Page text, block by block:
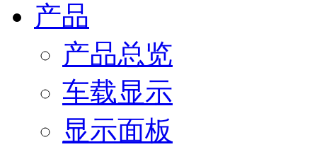
产品
产品总览
车载显示
显示面板